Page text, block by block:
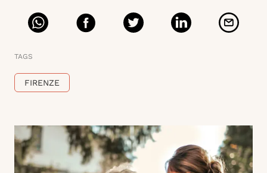
TAGS
FIRENZE